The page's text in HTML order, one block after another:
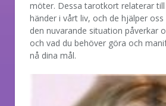
möter. Dessa tarotkort relaterar
händer i vårt liv, och de hjälper
den nuvarande situation påverkar
och vad du behöver göra och
nå dina mål.